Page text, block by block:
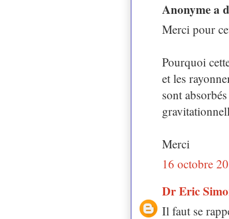
Anonyme a
Merci pour
Pourquoi
et les
sont
Merci
16 octobre
Dr Eric
Il faut se